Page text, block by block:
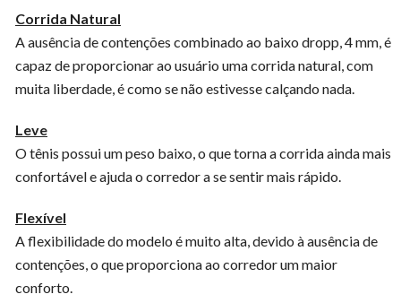
Corrida Natural
A ausência de contenções combinado ao baixo dropp, 4 mm, é
capaz de proporcionar ao usuário uma corrida natural, com
muita liberdade, é como se não estivesse calçando nada.
Leve
O tênis possui um peso baixo, o que torna a corrida ainda mais
confortável e ajuda o corredor a se sentir mais rápido.
Flexível
A flexibilidade do modelo é muito alta, devido à ausência de
contenções, o que proporciona ao corredor um maior
conforto.